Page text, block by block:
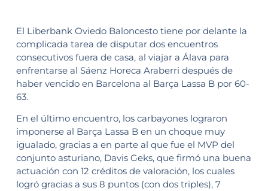
El Liberbank Oviedo Baloncesto tiene por delante la
complicada tarea de disputar dos encuentros
consecutivos fuera de casa, al viajar a Álava para
enfrentarse al Sáenz Horeca Araberri después de
haber vencido en Barcelona al Barça Lassa B por 60-
63.
En el último encuentro, los carbayones lograron
imponerse al Barça Lassa B en un choque muy
igualado, gracias a en parte al que fue el MVP del
conjunto asturiano, Davis Geks, que firmó una buena
actuación con 12 créditos de valoración, los cuales
logró gracias a sus 8 puntos (con dos triples), 7